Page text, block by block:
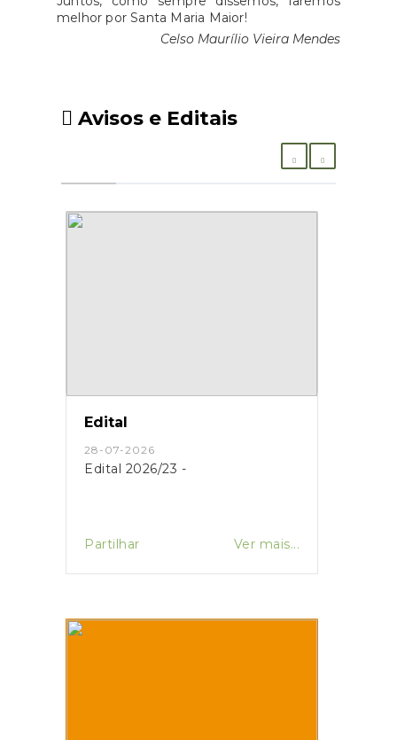
melhor por Santa Maria Maior!
Celso Maurílio Vieira Mendes
Avisos e Editais
Edital
28-07-2026
Edital 2026/23 -
Partilhar Ver mais...